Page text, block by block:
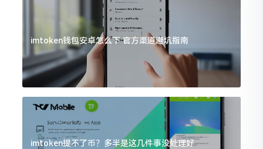
imtoken钱包安卓怎么下 官方渠道避坑指南
imtoken提不了币？多半是这几件事没处理好